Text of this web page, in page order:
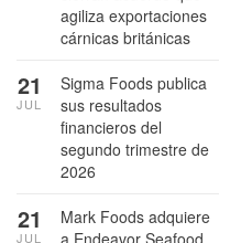
agiliza exportaciones
cárnicas británicas
Sigma Foods publica
sus resultados
financieros del
segundo trimestre de
2026
21
JUL
Mark Foods adquiere
21
JUL